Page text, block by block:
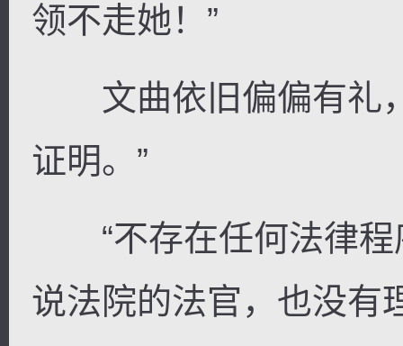
领不走她！”
文曲依旧偏偏有礼，
证明。”
“不存在任何法律程
说法院的法官，也没有